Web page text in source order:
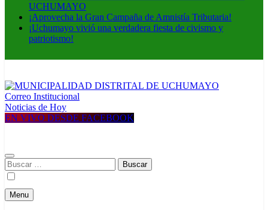
UCHUMAYO
¡Aprovecha la Gran Campaña de Amnistía Tributaria!
¡Uchumayo vivió una verdadera fiesta de civismo y
patriotismo!
MUNICIPALIDAD DISTRITAL DE UCHUMAYO
Construyendo una nueva Historia
Correo Institucional
Noticias de Hoy
EN VIVO DESDE FACEBOOK
Buscar:
Menu